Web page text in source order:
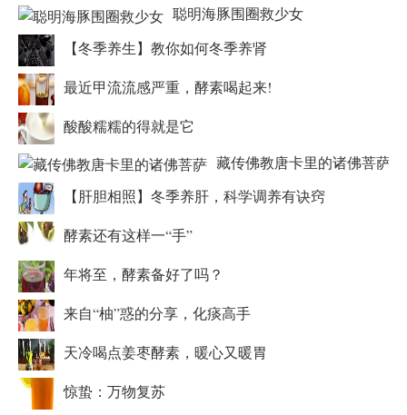
聪明海豚围圈救少女
【冬季养生】教你如何冬季养肾
最近甲流流感严重，酵素喝起来!
酸酸糯糯的得就是它
藏传佛教唐卡里的诸佛菩萨
【肝胆相照】冬季养肝，科学调养有诀窍
酵素还有这样一“手”
年将至，酵素备好了吗？
来自“柚”惑的分享，化痰高手
天冷喝点姜枣酵素，暖心又暖胃
惊蛰：万物复苏